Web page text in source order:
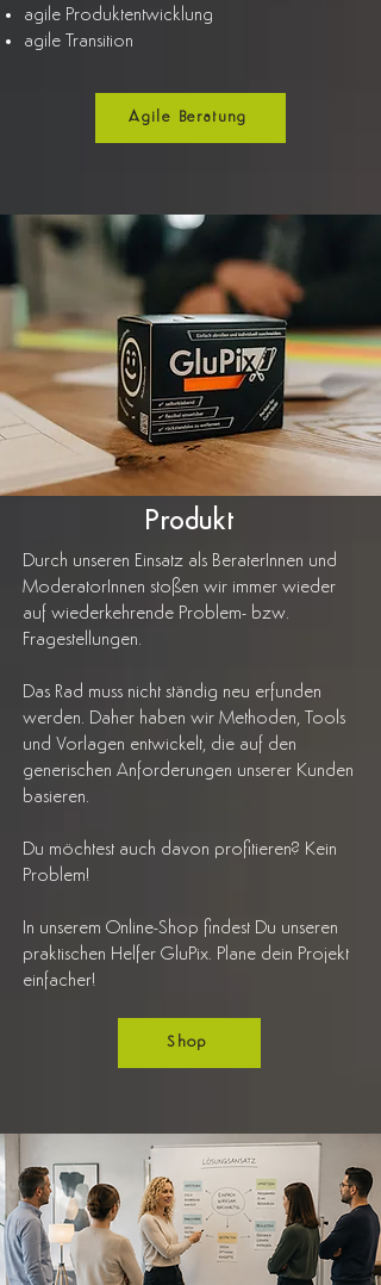
agile Produktentwicklung
agile Transition
Agile Beratung
Produkt
Durch unseren Einsatz als BeraterInnen und
ModeratorInnen stoßen wir immer wieder
auf wiederkehrende Problem- bzw.
Fragestellungen.
Das Rad muss nicht ständig neu erfunden
werden. Daher haben wir Methoden, Tools
und Vorlagen entwickelt, die auf den
generischen Anforderungen unserer Kunden
basieren.
Du möchtest auch davon profitieren? Kein
Problem!
In unserem Online-Shop findest Du unseren
praktischen Helfer GluPix. Plane dein Projekt
einfacher!
Shop